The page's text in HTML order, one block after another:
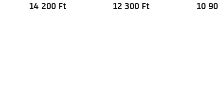
14 200 Ft 12 300 Ft 10